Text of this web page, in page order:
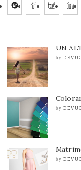
UN
by
by
by